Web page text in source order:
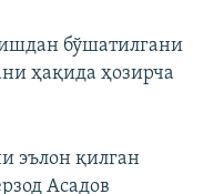
бўшатилгани
ҳақида ҳозирча
эълон қилган
Асадов